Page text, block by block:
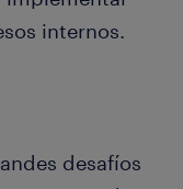
internos.
desafíos